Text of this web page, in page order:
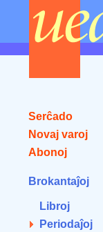
Serĉado
Novaj varoj
Abonoj
Brokantaĵoj
Libroj
Periodaĵoj